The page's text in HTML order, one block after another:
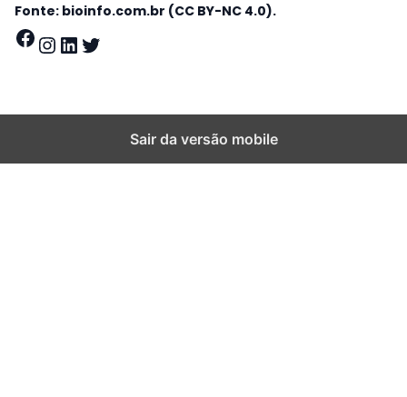
Fonte: bioinfo.com.br (CC BY-NC 4.0).
Facebook
Instagram
LinkedIn
Twitter
Sair da versão mobile